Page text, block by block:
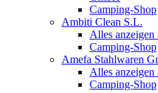
Camping-Shop
Ambiti Clean S.L.
Alles
Camping-Shop
Amefa Stahlwaren
Alles
Camping-Shop